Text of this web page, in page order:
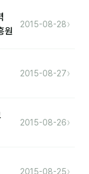
원
2015-08-28›
2015-08-27›
2015-08-26›
2015-08-25